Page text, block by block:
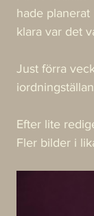
hade
klara var det
Just förra
Efter lite
Fler bilder i